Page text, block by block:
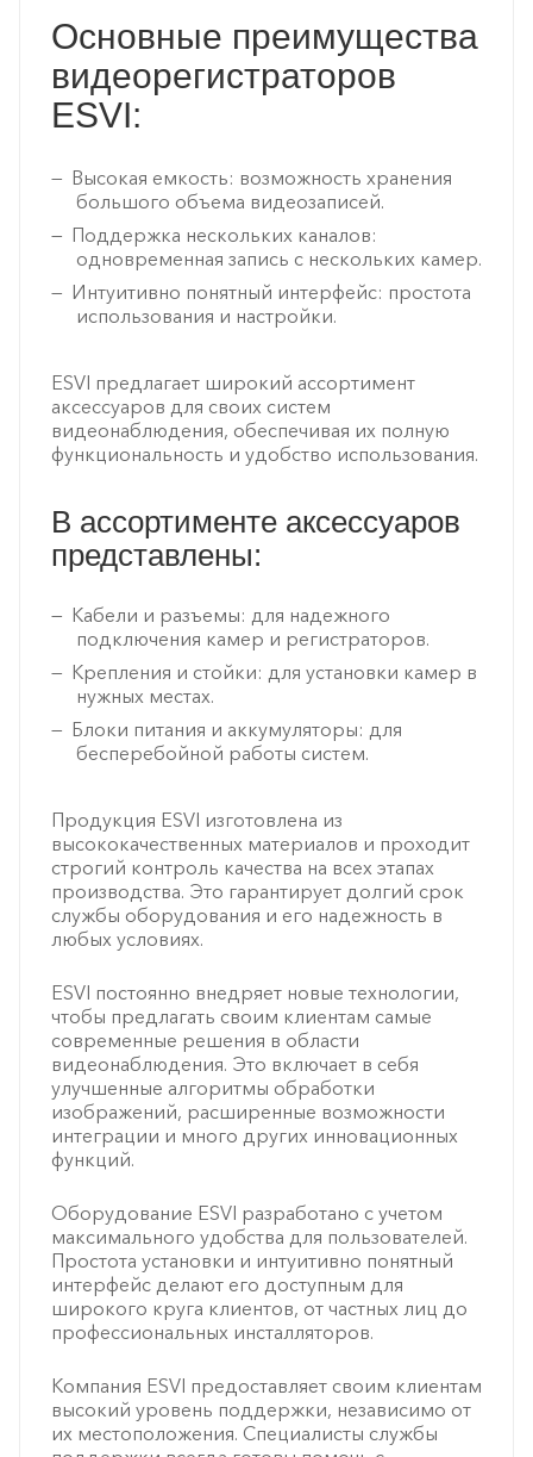
Основные преимущества
видеорегистраторов
ESVI:
Высокая емкость: возможность хранения
большого объема видеозаписей.
Поддержка нескольких каналов:
одновременная запись с нескольких камер.
Интуитивно понятный интерфейс: простота
использования и настройки.
ESVI предлагает широкий ассортимент
аксессуаров для своих систем
видеонаблюдения, обеспечивая их полную
функциональность и удобство использования.
В ассортименте аксессуаров
представлены:
Кабели и разъемы: для надежного
подключения камер и регистраторов.
Крепления и стойки: для установки камер в
нужных местах.
Блоки питания и аккумуляторы: для
бесперебойной работы систем.
Продукция ESVI изготовлена из
высококачественных материалов и проходит
строгий контроль качества на всех этапах
производства. Это гарантирует долгий срок
службы оборудования и его надежность в
любых условиях.
ESVI постоянно внедряет новые технологии,
чтобы предлагать своим клиентам самые
современные решения в области
видеонаблюдения. Это включает в себя
улучшенные алгоритмы обработки
изображений, расширенные возможности
интеграции и много других инновационных
функций.
Оборудование ESVI разработано с учетом
максимального удобства для пользователей.
Простота установки и интуитивно понятный
интерфейс делают его доступным для
широкого круга клиентов, от частных лиц до
профессиональных инсталляторов.
Компания ESVI предоставляет своим клиентам
высокий уровень поддержки, независимо от
их местоположения. Специалисты службы